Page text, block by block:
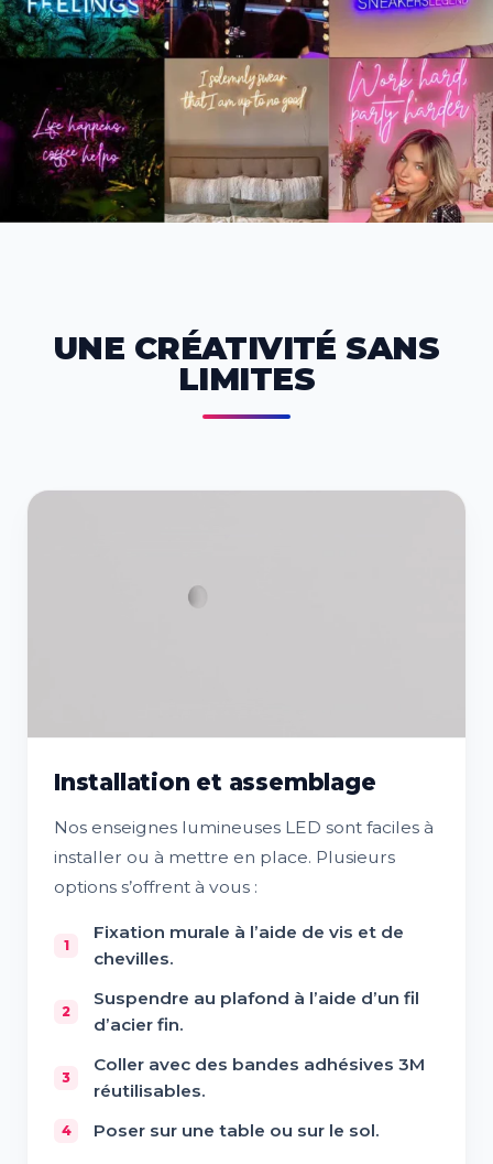
UNE CRÉATIVITÉ SANS
LIMITES
Installation et assemblage
Nos enseignes lumineuses LED sont faciles à
installer ou à mettre en place. Plusieurs
options s’offrent à vous :
Fixation murale à l’aide de vis et de
chevilles.
Suspendre au plafond à l’aide d’un fil
d’acier fin.
Coller avec des bandes adhésives 3M
réutilisables.
Poser sur une table ou sur le sol.